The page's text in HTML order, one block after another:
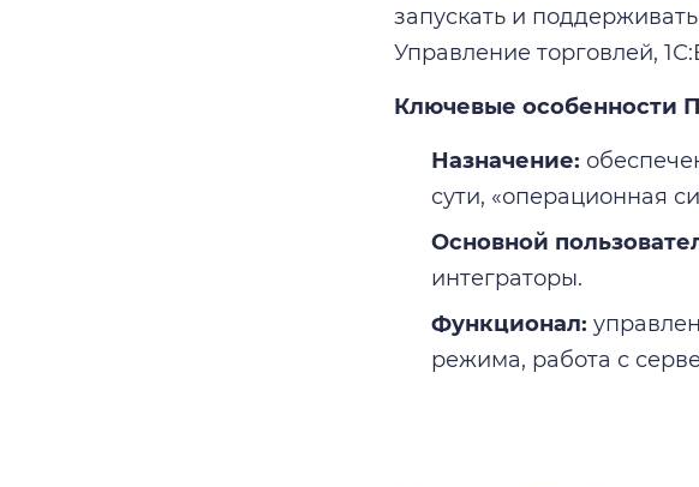
запускать и
Управление торговлей,
Ключевые особенности
Назначение:
сути, «операционная
Основной
интеграторы.
Функционал:
режима, работа с